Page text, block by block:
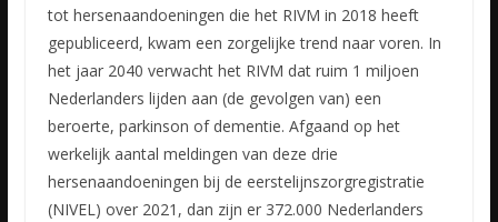
tot hersenaandoeningen die het RIVM in 2018 heeft
gepubliceerd, kwam een zorgelijke trend naar voren. In
het jaar 2040 verwacht het RIVM dat ruim 1 miljoen
Nederlanders lijden aan (de gevolgen van) een
beroerte, parkinson of dementie. Afgaand op het
werkelijk aantal meldingen van deze drie
hersenaandoeningen bij de eerstelijnszorgregistratie
(NIVEL) over 2021, dan zijn er 372.000 Nederlanders